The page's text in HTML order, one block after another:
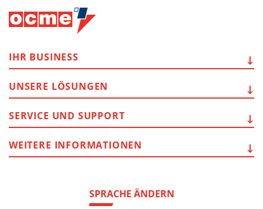
SPRACHE ÄNDERN
IHR BUSINESS
UNSERE LÖSUNGEN
SERVICE UND SUPPORT
WEITERE INFORMATIONEN